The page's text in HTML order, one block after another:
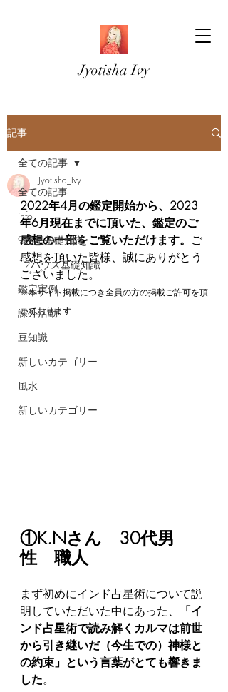
Jyotisha Ivy
記事
全ての記事
info
9惑星基礎知識
12ハウス基礎知識
鑑定実例
課外活動
豆知識
新しいカテゴリー
風水
新しいカテゴリー
全ての記事
Jyotisha_Ivy
2022年4月の鑑定開始から、2023
年6月現在までに頂いた、 鑑定のご
感想の一部をご覧いただけます。 ご
感想を頂いた皆様、誠にありがとう
ございました。
※本サイト掲載につき全員の方の掲載ご許可を頂
いております
①K.Nさん　30代男
性　職人
まず初めにインド占星術について説
明していただいた中にあった、
「イ
ンド占星術で読み解くカルマは前世
から引き継いだ（今生での）神様と
の約束」という言葉がとても響きま
した。